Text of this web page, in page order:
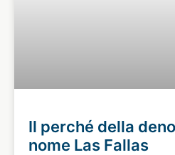
Il perché della
nome Las Fallas